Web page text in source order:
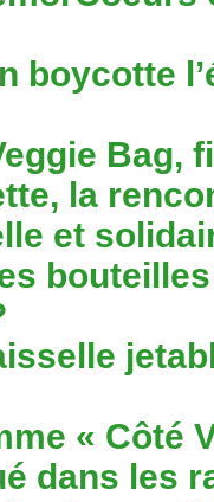
boycotte
Bag,
la
et
« Côté
dans les